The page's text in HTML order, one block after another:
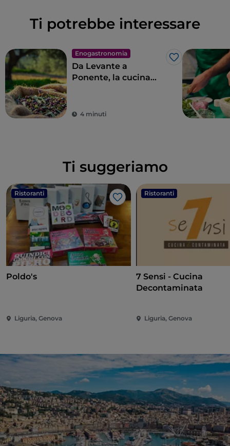
Ti potrebbe interessare
Enogastronomia
Like
Da Levante a
Ponente, la cucina
4 minuti
Ti suggeriamo
Ristoranti
Like
Poldo's
Liguria, Genova
Ristoranti
7 Sensi - Cucina
Decontaminata
Liguria, Genova